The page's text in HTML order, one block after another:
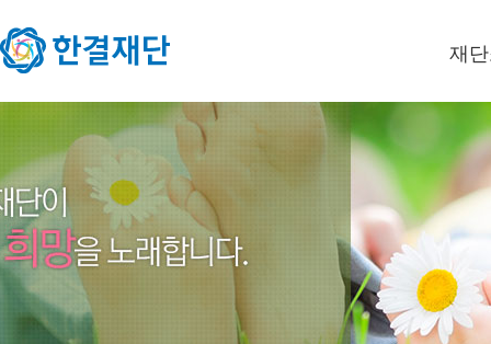
재
이사
미션/
연혁